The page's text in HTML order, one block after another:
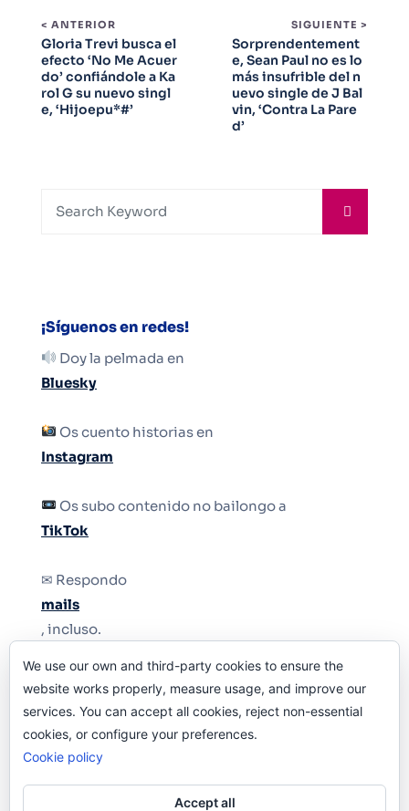
< ANTERIOR
Gloria Trevi busca el
efecto ‘No Me Acuer
do’ confiándole a Ka
rol G su nuevo singl
e, ‘Hijoepu*#’
SIGUIENTE >
Sorprendentement
e, Sean Paul no es lo
más insufrible del n
uevo single de J Bal
vin, ‘Contra La Pare
d’
¡Síguenos en redes!
Doy la pelmada en
Bluesky
Os cuento historias en
Instagram
Os subo contenido no bailongo a
TikTok
✉ Respondo
mails
, incluso.
Y si una persona no puede tener teléfono, que
le quiten el teléfono.
We use our own and third-party cookies to ensure the
website works properly, measure usage, and improve our
services. You can accept all cookies, reject non-essential
cookies, or configure your preferences.
Cookie policy
Accept all